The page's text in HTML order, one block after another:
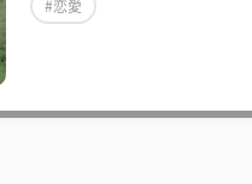
#恋愛